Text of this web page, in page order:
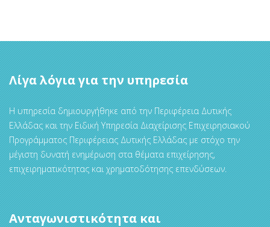
Λίγα λόγια για την υπηρεσία
Η υπηρεσία δημιουργήθηκε από την Περιφέρεια Δυτικής
Ελλάδας και την Ειδική Υπηρεσία Διαχείρισης Επιχειρησιακού
Προγράμματος Περιφέρειας Δυτικής Ελλάδας με στόχο την
μέγιστη δυνατή ενημέρωση στα θέματα επιχείρησης,
επιχειρηματικότητας και χρηματοδότησης επενδύσεων.
Ανταγωνιστικότητα και